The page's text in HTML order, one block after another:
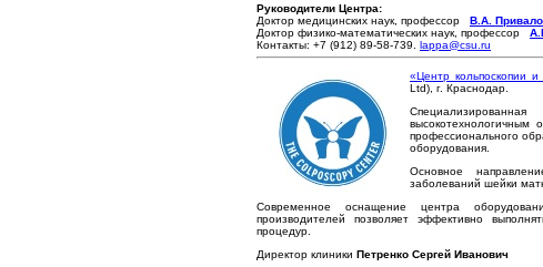
Руководители Центра:
Доктор медицинских наук, профессор В.А.
Доктор физико-математических наук, профессор
Контакты: +7 (912) 89-58-739. lappa@csu.ru
«Центр кольпоскопии и
Ltd), г. Краснодар.
высокотехнологичным
профессионального
оборудования.
Основное
заболеваний шейки
Современное оснащение центра
производителей позволяет эффективно
процедур.
Директор клиники Петренко Сергей Иванович